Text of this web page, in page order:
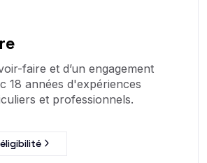
faire et d’un engagement
18 années d'expériences
et professionnels.